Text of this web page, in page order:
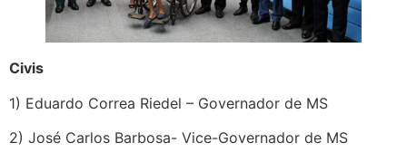
Civis
1) Eduardo Correa Riedel – Governador de MS
2) José Carlos Barbosa- Vice-Governador de MS